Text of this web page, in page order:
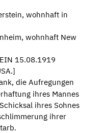
wohnhaft in
wohnhaft New
15.08.1919
die Aufregungen
ihres Mannes
ihres Sohnes
ihrer